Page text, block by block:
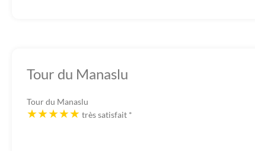
Tour du Manaslu
Tour du Manaslu
très satisfait *